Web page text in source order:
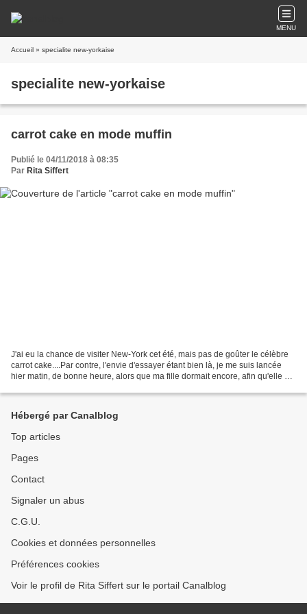
MENU
Accueil » specialite new-yorkaise
specialite new-yorkaise
carrot cake en mode muffin
Publié le 04/11/2018 à 08:35
Par Rita Siffert
J'ai eu la chance de visiter New-York cet été, mais pas de goûter le célèbre
carrot cake....Par contre, l'envie d'essayer étant bien là, je me suis lancée
hier matin, de bonne heure, alors que ma fille dormait encore, afin qu'elle ne
Hébergé par Canalblog
Top articles
Pages
Contact
Signaler un abus
C.G.U.
Cookies et données personnelles
Préférences cookies
Voir le profil de Rita Siffert sur le portail Canalblog